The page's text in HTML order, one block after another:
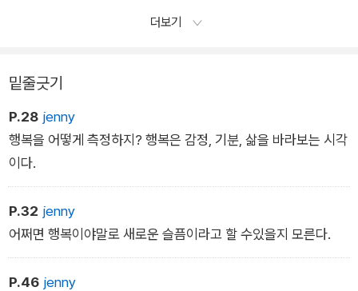
각이다. 태국 사람들은 말을 믿지 않는다. 그들은 말이 진실의 도
더보기
밑줄긋기
P.28 jenny
행복을 어떻게 측정하지? 행복은 감정, 기분, 삶을 바라보는 시각
이다.
P.32 jenny
어쩌면 행복이야말로 새로운 슬픔이라고 할 수있을지 모른다.
P.46 jenny